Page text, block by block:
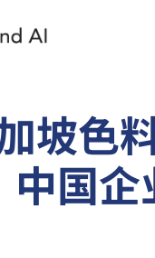
坡色
中国